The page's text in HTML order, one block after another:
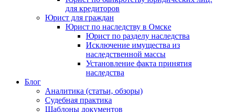
для кредиторов
Юрист для граждан
Юрист по наследству в Омске
Юрист по разделу наследства
Исключение имущества из
наследственной массы
Установление факта принятия
наследства
Блог
Аналитика (статьи, обзоры)
Судебная практика
Шаблоны документов